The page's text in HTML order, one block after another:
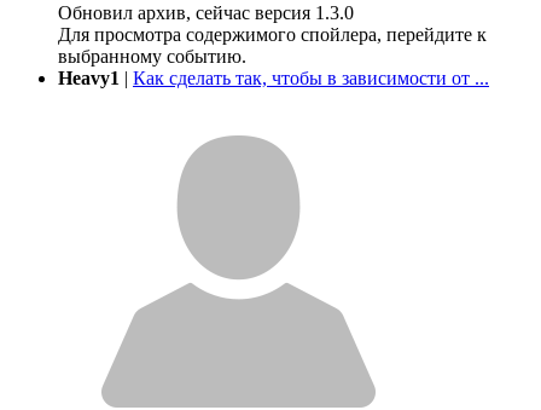
Обновил архив, сейчас версия 1.3.0
Для просмотра содержимого спойлера, перейдите к
выбранному событию.
Heavy1 | Как сделать так, чтобы в зависимости от ...